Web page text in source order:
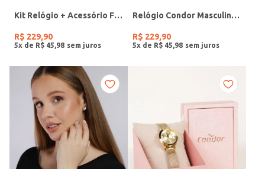
Kit Relógio + Acessório Feminino DOURADO
R$ 229,90
5x de R$ 45 98
Relógio Condor Masculino PRATA
R$ 229,90
5x de R$ 45 98